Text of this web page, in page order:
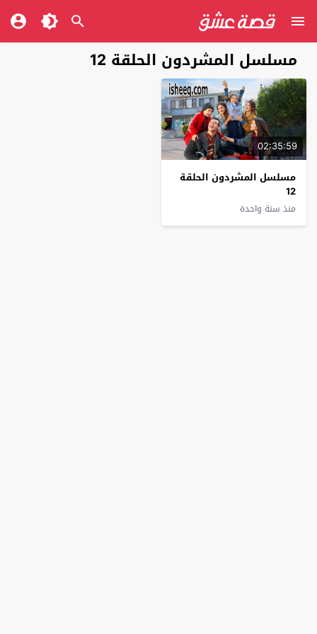
مسلسل المشردون الحلقة 12
02:35:59
مسلسل المشردون الحلقة
12
منذ سنة واحدة